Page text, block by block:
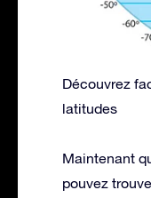
Découvrez
latitudes
Maintenant
pouvez